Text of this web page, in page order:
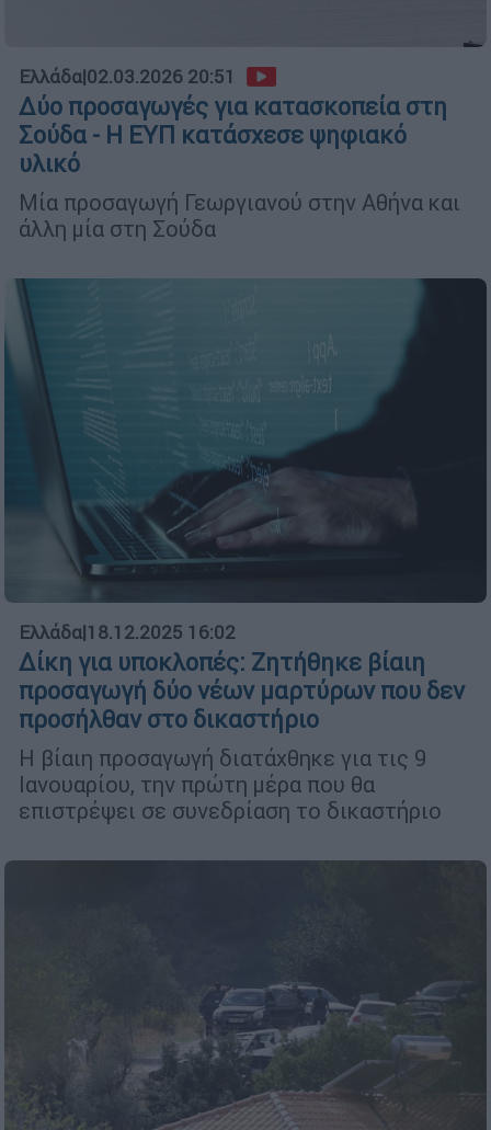
Ελλάδα|02.03.2026 20:51
Δύο προσαγωγές για κατασκοπεία στη
Σούδα - Η ΕΥΠ κατάσχεσε ψηφιακό
υλικό
Μία προσαγωγή Γεωργιανού στην Αθήνα και
άλλη μία στη Σούδα
Ελλάδα|18.12.2025 16:02
Δίκη για υποκλοπές: Ζητήθηκε βίαιη
προσαγωγή δύο νέων μαρτύρων που δεν
προσήλθαν στο δικαστήριο
Η βίαιη προσαγωγή διατάχθηκε για τις 9
Ιανουαρίου, την πρώτη μέρα που θα
επιστρέψει σε συνεδρίαση το δικαστήριο